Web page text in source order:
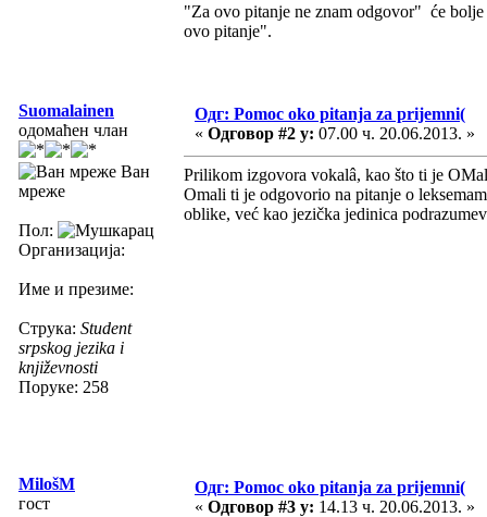
"Za ovo pitanje ne znam odgovor" će
ovo pitanje".
Suomalainen
одомаћен члан
Ван
мреже
Пол:
Организација:
Име и презиме:
Струка: Student
srpskog jezika i
književnosti
Поруке: 258
Одг: Pomoc oko pitanja za prijemni(
« Одговор #2 у: 07.00 ч. 20.06.2013. »
Prilikom izgovora vokalâ, kao što ti je
Omali ti je odgovorio na pitanje o
oblike, već kao jezička jedinica
MilošM
гост
Одг: Pomoc oko pitanja za prijemni(
« Одговор #3 у: 14.13 ч. 20.06.2013. »